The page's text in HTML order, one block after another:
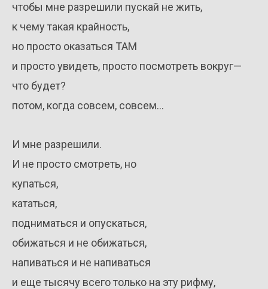
чтобы мне разрешили пускай не жить,
к чему такая крайность,
но просто оказаться ТАМ
и просто увидеть, просто посмотреть вокруг—
что будет?
потом, когда совсем, совсем…
И мне разрешили.
И не просто смотреть, но
купаться,
кататься,
подниматься и опускаться,
обижаться и не обижаться,
напиваться и не напиваться
и еще тысячу всего только на эту рифму,